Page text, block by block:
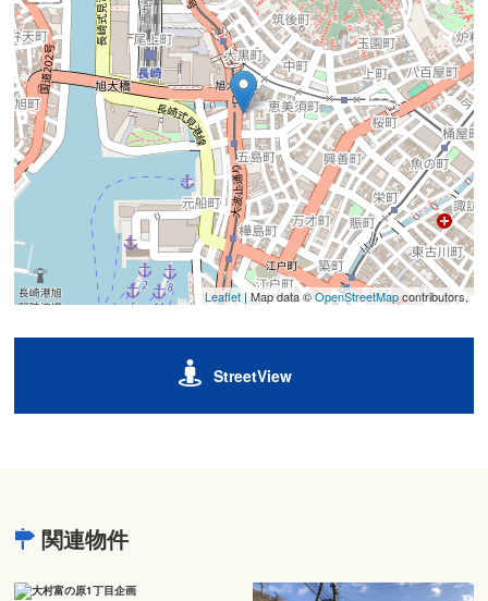
Leaflet| Map data ©OpenStreetMapcontributors,
StreetView
関連物件